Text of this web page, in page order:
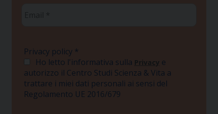
Privacy policy *
Ho letto l'informativa sulla Privacy e
autorizzo il Centro Studi Scienza & Vita a
trattare i miei dati personali ai sensi del
Regolamento UE 2016/679